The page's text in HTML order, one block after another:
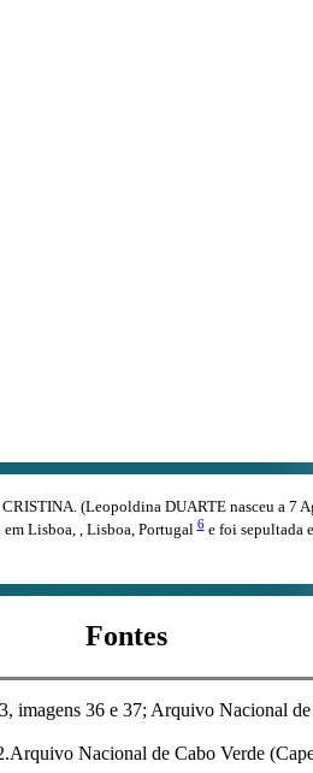
(Leopoldina DUARTE nasceu a 7
Lisboa, , Lisboa, Portugal6e foi sepultada
Fontes
36 e 37; Arquivo Nacional
Nacional de Cabo Verde